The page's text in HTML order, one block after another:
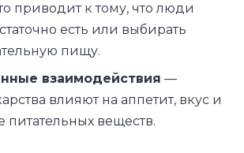
приводит к тому, что люди
есть или выбирать
пищу.
взаимодействия —
влияют на аппетит, вкус и
питательных веществ.